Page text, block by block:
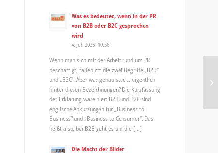
Was es bedeutet, wenn in der PR
von B2B oder B2C gesprochen
wird
4. Juli 2025 - 10:56
Wenn man sich mit der Arbeit rund um PR
beschäftigt, fallen oft die zwei Begriffe „B2B“
und „B2C“. Aber was genau steckt eigentlich
hinter diesen Bezeichnungen? Die Kurzfassung
der Erklärung wäre hier: B2B und B2C sind
englische Abkürzungen für „Business to
Business“ und „Business to Consumer“. Das
heißt also, bei B2B geht es um die […]
Die Macht der Bilder